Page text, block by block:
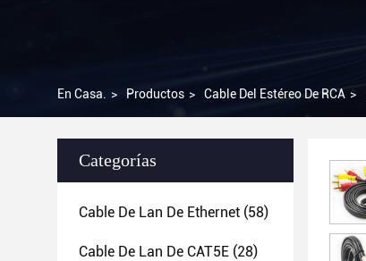
En Casa. > Productos > Cable Del Estéreo De RCA >
Categorías
Cable De Lan De Ethernet (58)
Cable De Lan De CAT5E (28)